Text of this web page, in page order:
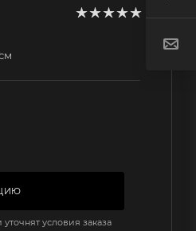
условия заказа